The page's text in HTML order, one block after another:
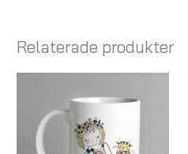
Relaterade produkter